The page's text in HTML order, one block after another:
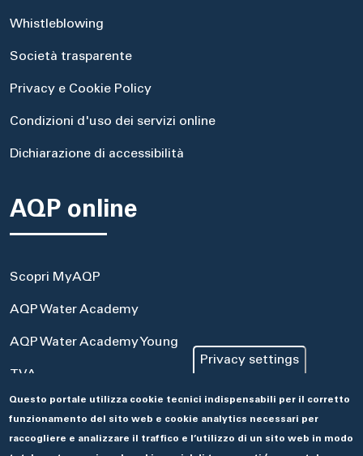
Whistleblowing
Società trasparente
Privacy e Cookie Policy
Condizioni d'uso dei servizi online
Dichiarazione di accessibilità
AQP online
Scopri MyAQP
AQP Water Academy
AQP Water Academy Young
TVA
Portale Acquisti
Aseco
Privacy settings
Questo portale utilizza cookie tecnici indispensabili per il corretto
funzionamento del sito web e cookie analytics necessari per
raccogliere e analizzare il traffico e l’utilizzo di un sito web in modo